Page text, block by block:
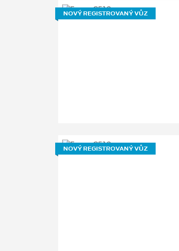
NOVÝ REGISTROVANÝ VŮZ
NOVÝ REGISTROVANÝ VŮZ